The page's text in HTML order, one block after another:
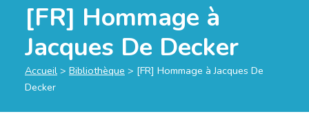
[FR] Hommage à
Jacques De Decker
Accueil > Bibliothèque > [FR] Hommage à Jacques De
Decker